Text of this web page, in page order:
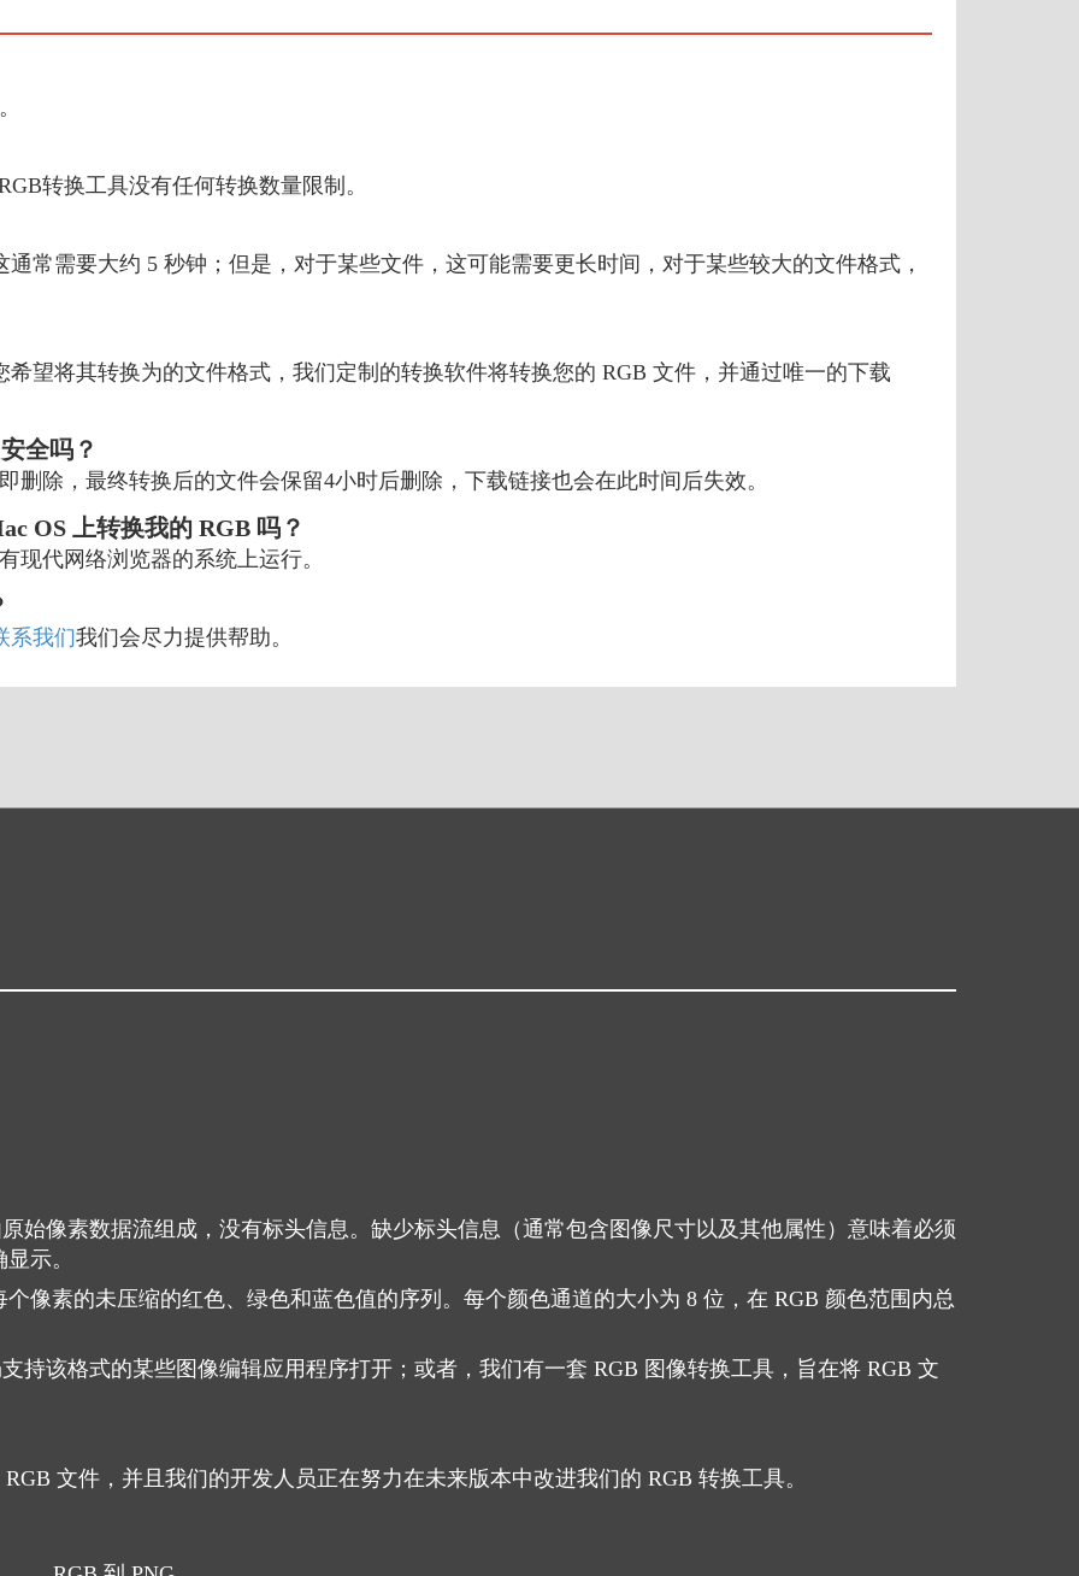
转换工具没有任何转换数量限制。
常需要大约 5 秒钟；但是，对于某些文件，这可能需要更长时间，对于某些较大的文件格式，
望将其转换为的文件格式，我们定制的转换软件将转换您的 RGB 文件，并通过唯一的下载
全吗？
删除，最终转换后的文件会保留4小时后删除，下载链接也会在此时间后失效。
OS 上转换我的 RGB 吗？
现代网络浏览器的系统上运行。
系我们我们会尽力提供帮助。
始像素数据流组成，没有标头信息。缺少标头信息（通常包含图像尺寸以及其他属性）意味着必须
示。
像素的未压缩的红色、绿色和蓝色值的序列。每个颜色通道的大小为 8 位，在 RGB 颜色范围内总
持该格式的某些图像编辑应用程序打开；或者，我们有一套 RGB 图像转换工具，旨在将 RGB 文
文件，并且我们的开发人员正在努力在未来版本中改进我们的 RGB 转换工具。